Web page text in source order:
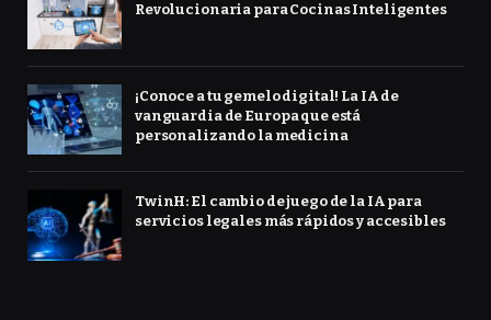
Revolucionaria para Cocinas Inteligentes
¡Conoce a tu gemelo digital! La IA de
vanguardia de Europa que está
personalizando la medicina
TwinH: El cambio de juego de la IA para
servicios legales más rápidos y accesibles